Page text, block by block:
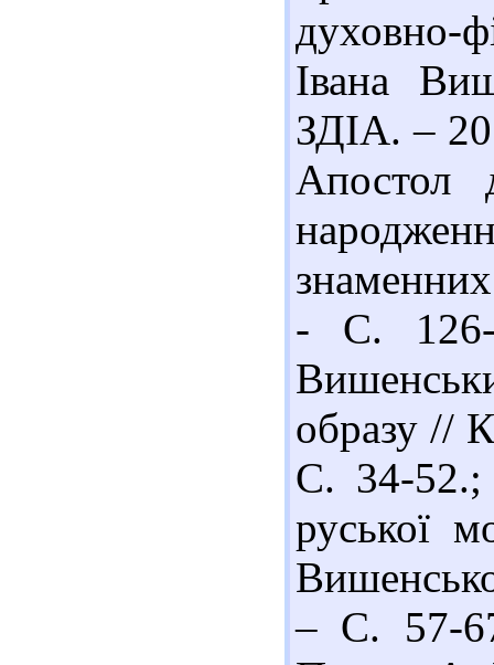
духовно-
Івана
ЗДІА. –
Апостол
- С. 126-
образу //
С. 34-52.;
руської
– С. 57-